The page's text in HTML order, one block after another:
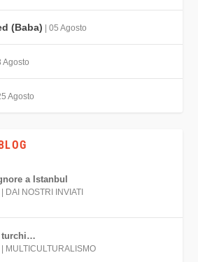
(Baba) | 05 Agosto
Agosto
Agosto
a Istanbul
DAI NOSTRI INVIATI
turchi…
MULTICULTURALISMO